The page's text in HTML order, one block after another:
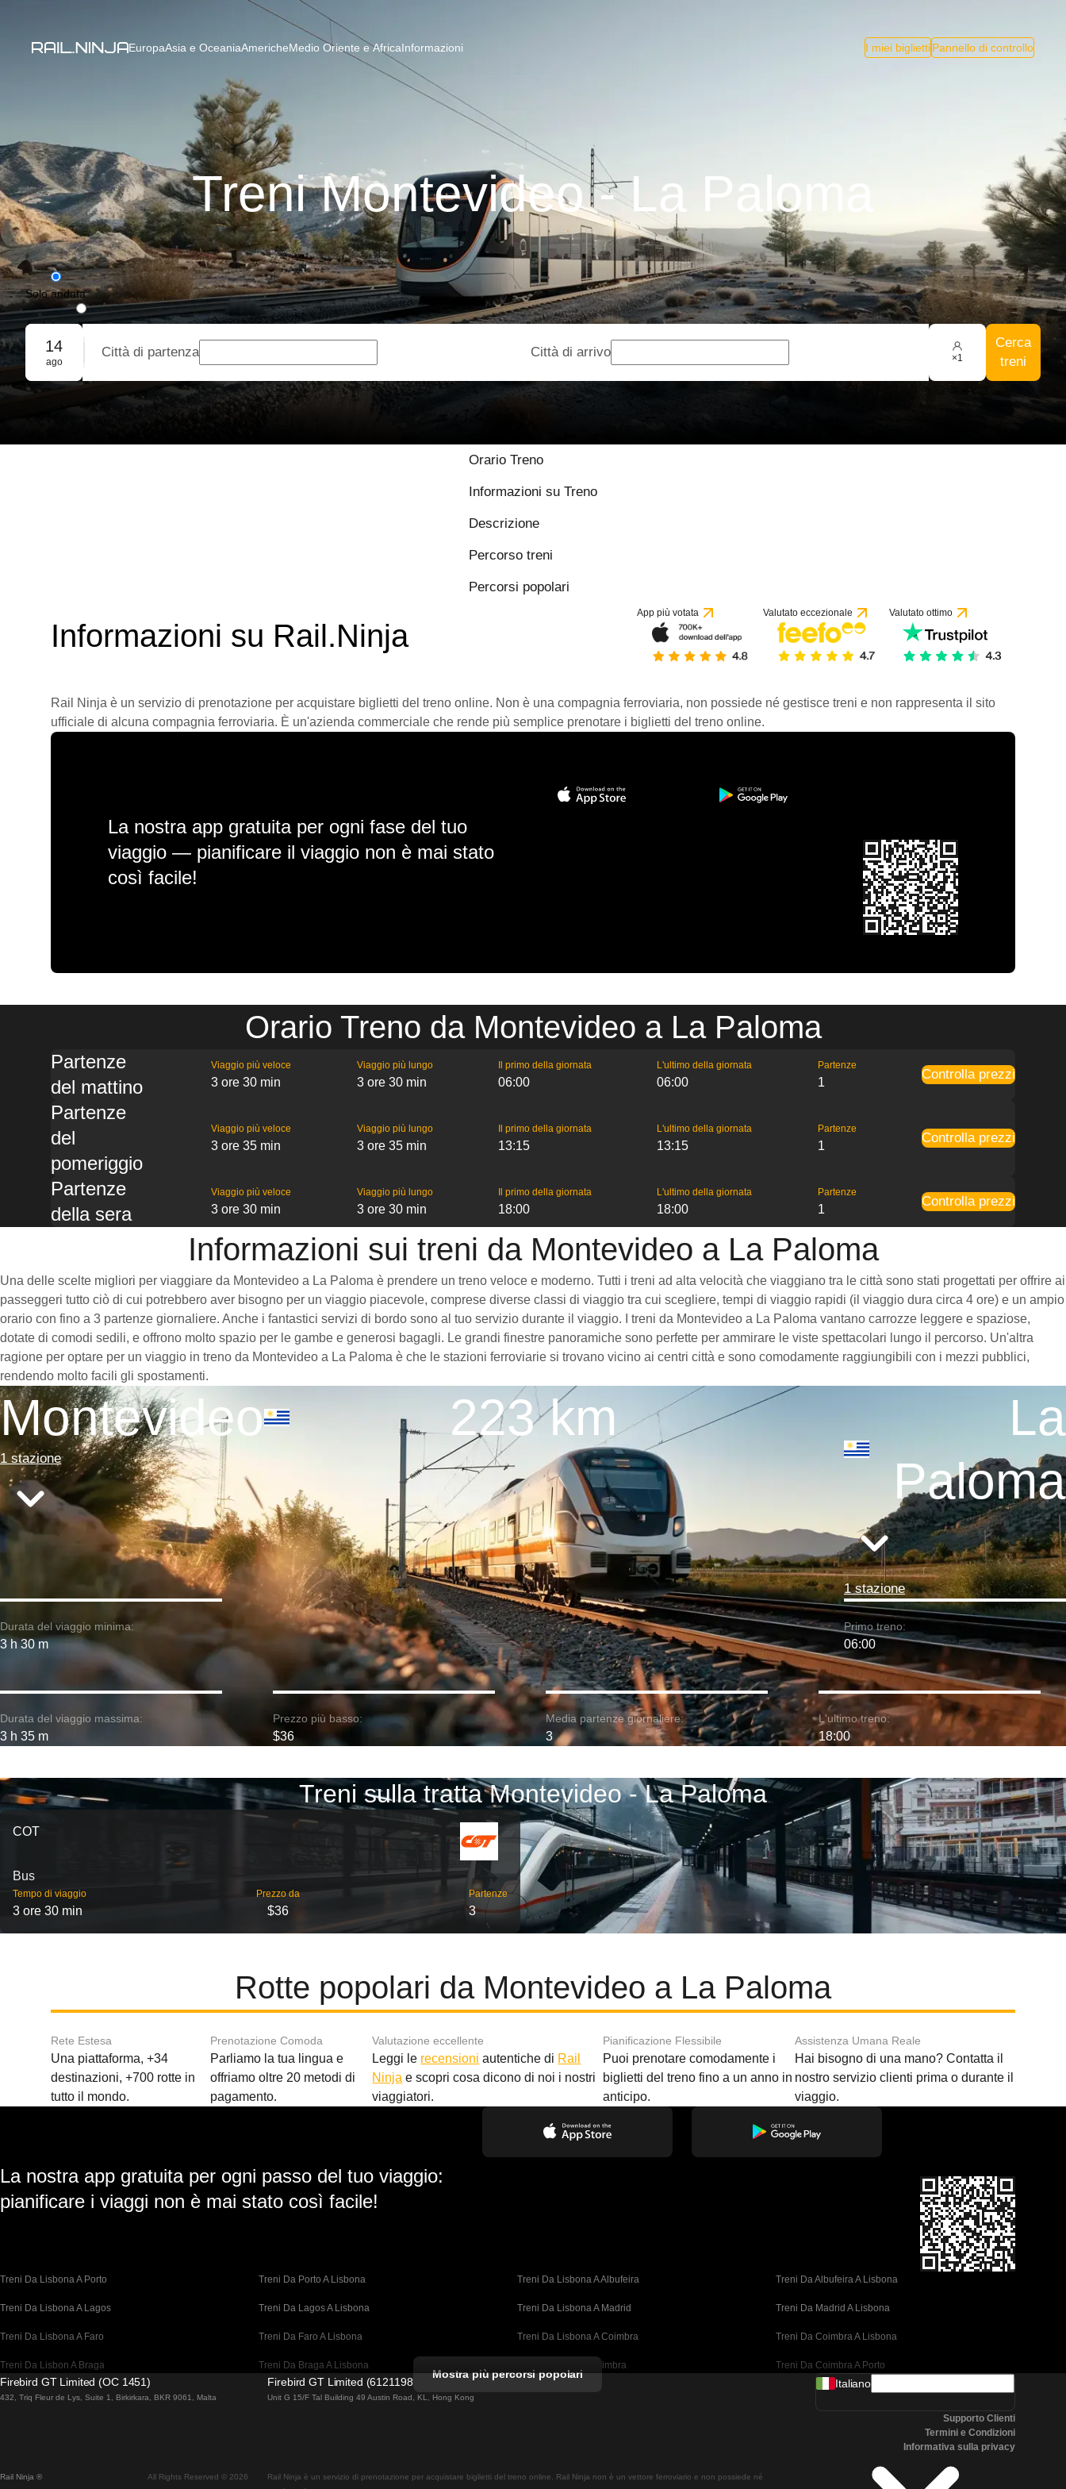
EuropaAsia e OceaniaAmericheMedio Oriente e AfricaInformazioni I miei bigliettiPannello di controllo
Treni Montevideo - La Paloma
Solo andata
Andata e ritorno
Prenotazione di gruppo
14
ago
Città di partenza Città di arrivo ×1
Cerca
treni
Orario Treno
Informazioni su Treno
Descrizione
Percorso treni
Percorsi popolari
Informazioni su Rail.Ninja
App più votata Valutato eccezionale Valutato ottimo
Rail Ninja è un servizio di prenotazione per acquistare biglietti del treno online. Non è una compagnia ferroviaria, non possiede né gestisce treni e non rappresenta il sito
ufficiale di alcuna compagnia ferroviaria. È un'azienda commerciale che rende più semplice prenotare i biglietti del treno online.
La nostra app gratuita per ogni fase del tuo
viaggio — pianificare il viaggio non è mai stato
così facile!
Orario Treno da Montevideo a La Paloma
Partenze
del mattino
Viaggio più veloce
3 ore 30 min
Viaggio più lungo
3 ore 30 min
Il primo della giornata
06:00
L'ultimo della giornata
06:00
Partenze
1
Controlla prezzi
Partenze
del
pomeriggio
Viaggio più veloce
3 ore 35 min
Viaggio più lungo
3 ore 35 min
Il primo della giornata
13:15
L'ultimo della giornata
13:15
Partenze
1
Controlla prezzi
Partenze
della sera
Viaggio più veloce
3 ore 30 min
Viaggio più lungo
3 ore 30 min
Il primo della giornata
18:00
L'ultimo della giornata
18:00
Partenze
1
Controlla prezzi
Informazioni sui treni da Montevideo a La Paloma
Una delle scelte migliori per viaggiare da Montevideo a La Paloma è prendere un treno veloce e moderno. Tutti i treni ad alta velocità che viaggiano tra le città sono stati progettati per offrire ai
passeggeri tutto ciò di cui potrebbero aver bisogno per un viaggio piacevole, comprese diverse classi di viaggio tra cui scegliere, tempi di viaggio rapidi (il viaggio dura circa 4 ore) e un ampio
orario con fino a 3 partenze giornaliere. Anche i fantastici servizi di bordo sono al tuo servizio durante il viaggio. I treni da Montevideo a La Paloma vantano carrozze leggere e spaziose,
dotate di comodi sedili, e offrono molto spazio per le gambe e generosi bagagli. Le grandi finestre panoramiche sono perfette per ammirare le viste spettacolari lungo il percorso. Un'altra
ragione per optare per un viaggio in treno da Montevideo a La Paloma è che le stazioni ferroviarie si trovano vicino ai centri città e sono comodamente raggiungibili con i mezzi pubblici,
rendendo molto facili gli spostamenti.
Montevideo
1 stazione
223 km
La
Paloma
1 stazione
Durata del viaggio minima:
3 h 30 m
Primo treno:
06:00
Durata del viaggio massima:
3 h 35 m
Prezzo più basso:
$36
Media partenze giornaliere:
3
L'ultimo treno:
18:00
Treni sulla tratta Montevideo - La Paloma
COT
Bus
Tempo di viaggio
3 ore 30 min
Prezzo da
$36
Partenze
3
Rotte popolari da Montevideo a La Paloma
Rete Estesa
Una piattaforma, +34
destinazioni, +700 rotte in
tutto il mondo.
Prenotazione Comoda
Parliamo la tua lingua e
offriamo oltre 20 metodi di
pagamento.
Valutazione eccellente
Leggi le recensioni autentiche di Rail
Ninja e scopri cosa dicono di noi i nostri
viaggiatori.
Pianificazione Flessibile
Puoi prenotare comodamente i
biglietti del treno fino a un anno in
anticipo.
Assistenza Umana Reale
Hai bisogno di una mano? Contatta il
nostro servizio clienti prima o durante il
viaggio.
La nostra app gratuita per ogni passo del tuo viaggio:
pianificare i viaggi non è mai stato così facile!
Treni Da Lisbona A Porto Treni Da Porto A Lisbona Treni Da Lisbona A Albufeira Treni Da Albufeira A Lisbona
Treni Da Lisbona A Lagos Treni Da Lagos A Lisbona Treni Da Lisbona A Madrid Treni Da Madrid A Lisbona
Treni Da Lisbona A Faro Treni Da Faro A Lisbona Treni Da Lisbona A Coimbra Treni Da Coimbra A Lisbona
Treni Da Lisbon A Braga Treni Da Braga A Lisbona Treni Da Porto A Coimbra Treni Da Coimbra A Porto
Treni Da Barcellona A Madrid Treni Da Madrid A Barcellona Treni Da Valencia A Barcellona
Treni Da Madrid A Siviglia Treni Da Siviglia A Madrid Treni Da Madrid A Malaga Treni Da Malaga A Madrid
Mostra più percorsi popolari
Firebird GT Limited (OC 1451)
432, Triq Fleur de Lys, Suite 1, Birkirkara, BKR 9061, Malta
Firebird GT Limited (61211989)
Unit G 15/F Tal Building 49 Austin Road, KL, Hong Kong
Rail Ninja ® All Rights Reserved © 2026
Rail Ninja è un servizio di prenotazione per acquistare biglietti del treno online. Rail Ninja non è un vettore ferroviario e non possiede né
Italiano
Supporto Clienti
Termini e Condizioni
Informativa sulla privacy